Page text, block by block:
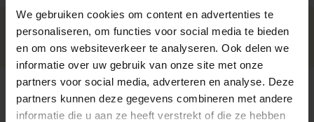
We gebruiken cookies om content en advertenties te
personaliseren, om functies voor social media te bieden
en om ons websiteverkeer te analyseren. Ook delen we
informatie over uw gebruik van onze site met onze
partners voor social media, adverteren en analyse. Deze
partners kunnen deze gegevens combineren met andere
informatie die u aan ze heeft verstrekt of die ze hebben
Gezichtsdoekje 30x30cm
Op voorraad - Levertijd: voor 16.00
uur besteld ma t/m vrij, dezelfde
dag verzonden
€6,5
Incl. BTW
Gastendoekje 30x50cm
Op voorraad - Levertijd: voor 16.00
uur besteld ma t/m vrij, dezelfde
€7,95
Incl. BTW